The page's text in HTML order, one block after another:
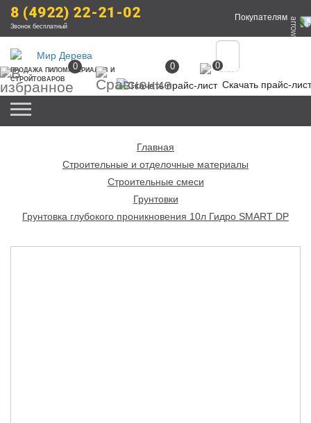
8 (4922) 22-21-02
Звонок бесплатный
Покупателям
ПРОДАЖА ПИЛОМАТЕРИАЛОВ И
СТРОЙТОВАРОВ
Скачать прайс-лист
0 0 0
Главная
Строительные и отделочные материалы
Строительные смеси
Грунтовки
Грунтовка глубокого проникновения 10л Гидро SMART DP